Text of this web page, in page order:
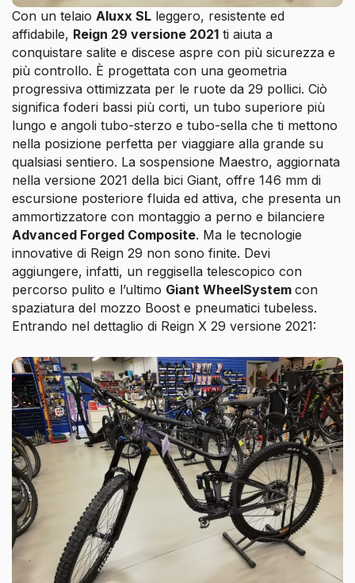
Con un telaio Aluxx SL leggero, resistente ed
affidabile, Reign 29 versione 2021 ti aiuta a
conquistare salite e discese aspre con più sicurezza e
più controllo. È progettata con una geometria
progressiva ottimizzata per le ruote da 29 pollici. Ciò
significa foderi bassi più corti, un tubo superiore più
lungo e angoli tubo-sterzo e tubo-sella che ti mettono
nella posizione perfetta per viaggiare alla grande su
qualsiasi sentiero. La sospensione Maestro, aggiornata
nella versione 2021 della bici Giant, offre 146 mm di
escursione posteriore fluida ed attiva, che presenta un
ammortizzatore con montaggio a perno e bilanciere
Advanced Forged Composite. Ma le tecnologie
innovative di Reign 29 non sono finite. Devi
aggiungere, infatti, un reggisella telescopico con
percorso pulito e l’ultimo Giant WheelSystem con
spaziatura del mozzo Boost e pneumatici tubeless.
Entrando nel dettaglio di Reign X 29 versione 2021: